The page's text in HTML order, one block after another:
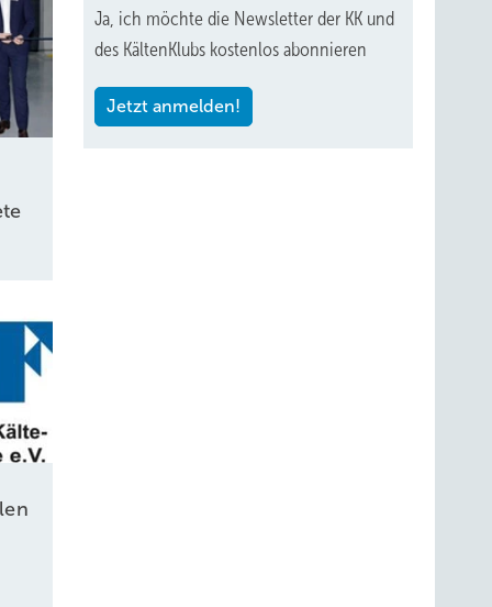
Ja, ich möchte die Newsletter der KK und
des KältenKlubs kostenlos abonnieren
Jetzt anmelden!